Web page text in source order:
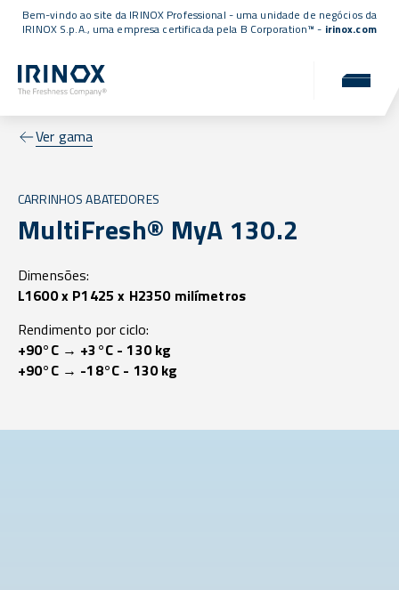
Bem-vindo ao site da IRINOX Professional - uma unidade de negócios da
IRINOX S.p.A., uma empresa certificada pela B Corporation™ - irinox.com
Ver gama
CARRINHOS ABATEDORES
MultiFresh® MyA 130.2
Dimensões:
L1600 x P1425 x H2350 milímetros
Rendimento por ciclo:
+90°C → +3°C - 130 kg
+90°C → -18°C - 130 kg